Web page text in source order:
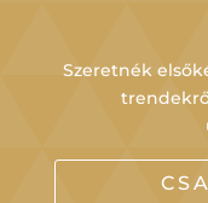
Szeretnék